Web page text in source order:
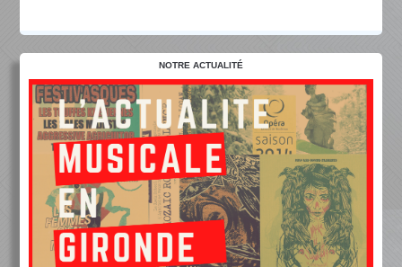
NOTRE ACTUALITÉ